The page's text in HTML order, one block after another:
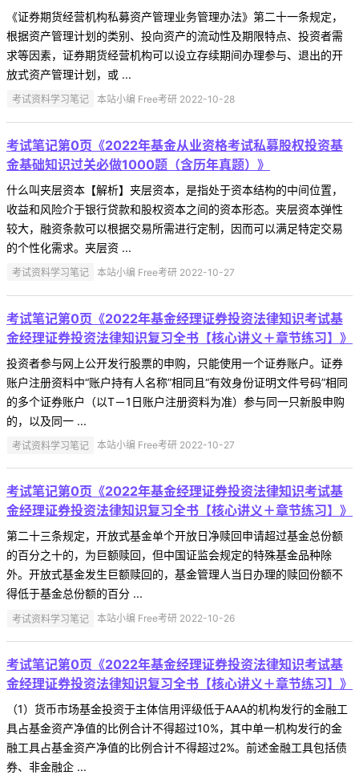
《证券期货经营机构私募资产管理业务管理办法》第二十一条规定，
根据资产管理计划的类别、投向资产的流动性及期限特点、投资者需
求等因素，证券期货经营机构可以设立存续期间办理参与、退出的开
放式资产管理计划，或 ...
考试资料学习笔记 本站小编 Free考研 2022-10-28
考试笔记第0页《2022年基金从业资格考试私募股权投资基
金基础知识过关必做1000题（含历年真题）》
什么叫夹层资本【解析】夹层资本，是指处于资本结构的中间位置，
收益和风险介于银行贷款和股权资本之间的资本形态。夹层资本弹性
较大，融资条款可以根据交易所需进行定制，因而可以满足特定交易
的个性化需求。夹层资 ...
考试资料学习笔记 本站小编 Free考研 2022-10-27
考试笔记第0页《2022年基金经理证券投资法律知识考试基
金经理证券投资法律知识复习全书【核心讲义＋章节练习】》
投资者参与网上公开发行股票的申购，只能使用一个证券账户。证券
账户注册资料中“账户持有人名称”相同且“有效身份证明文件号码”相同
的多个证券账户（以T－1日账户注册资料为准）参与同一只新股申购
的，以及同一 ...
考试资料学习笔记 本站小编 Free考研 2022-10-27
考试笔记第0页《2022年基金经理证券投资法律知识考试基
金经理证券投资法律知识复习全书【核心讲义＋章节练习】》
第二十三条规定，开放式基金单个开放日净赎回申请超过基金总份额
的百分之十的，为巨额赎回，但中国证监会规定的特殊基金品种除
外。开放式基金发生巨额赎回的，基金管理人当日办理的赎回份额不
得低于基金总份额的百分 ...
考试资料学习笔记 本站小编 Free考研 2022-10-26
考试笔记第0页《2022年基金经理证券投资法律知识考试基
金经理证券投资法律知识复习全书【核心讲义＋章节练习】》
（1）货币市场基金投资于主体信用评级低于AAA的机构发行的金融工
具占基金资产净值的比例合计不得超过10%，其中单一机构发行的金
融工具占基金资产净值的比例合计不得超过2%。前述金融工具包括债
券、非金融企 ...